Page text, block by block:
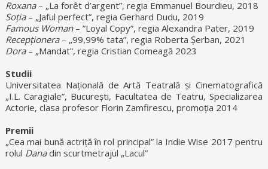
Roxana– „La forêt d’argent”, regia Emmanuel Bourdieu, 2018
Soția– „Jaful perfect”, regia Gerhard Dudu, 2019
Famous Woman– ”Loyal Copy”, regia Alexandra Pater, 2019
Recepționera– „99,99% tata”, regia Roberta Șerban, 2021
Dora– „Mandat”, regia Cristian Comeagă 2023
Studii
Universitatea Națională de Artă Teatrală și Cinematografică
„I.L. Caragiale”, București, Facultatea de Teatru, Specializarea
Actorie, clasa profesor Florin Zamfirescu, promoția 2014
Premii
„Cea mai bună actriță în rol principal” la Indie Wise 2017 pentru
rolul Danadin scurtmetrajul „Lacul”